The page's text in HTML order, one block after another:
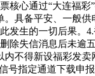
核心通过“大连福彩
。具备平安、一般供
发生的一切后果。
除失信消息后未逾
内不得新设福彩发卖
号指定通道下载申